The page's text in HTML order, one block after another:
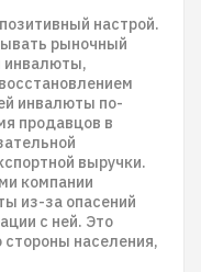
настрой.
рыночный
инвалюты,
инвалюты по-
продавцов в
выручки.
компании
из-за опасений
с ней. Это
стороны населения,